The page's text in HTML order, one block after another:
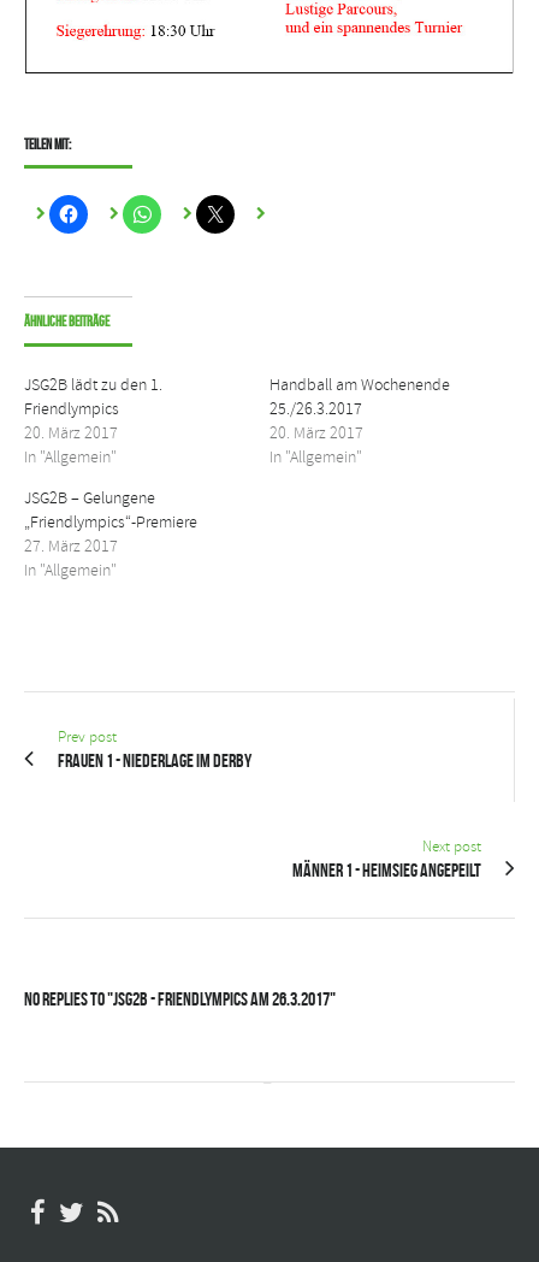
Teilen mit:
Ähnliche Beiträge
JSG2B lädt zu den 1.
Friendlympics
20. März 2017
In "Allgemein"
Handball am Wochenende
25./26.3.2017
20. März 2017
In "Allgemein"
JSG2B – Gelungene
„Friendlympics“-Premiere
27. März 2017
In "Allgemein"
Prev post
Frauen 1 - Niederlage im Derby
Next post
Männer 1 - Heimsieg angepeilt
No Replies to "JSG2B - Friendlympics am 26.3.2017"